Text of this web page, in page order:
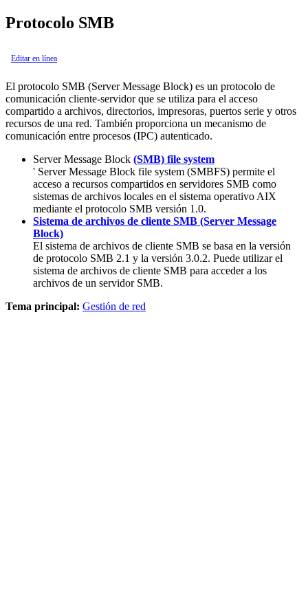
Protocolo SMB
Editar en línea
El protocolo SMB (Server Message Block) es un protocolo de
comunicación cliente-servidor que se utiliza para el acceso
compartido a archivos, directorios, impresoras, puertos serie y otros
recursos de una red. También proporciona un mecanismo de
comunicación entre procesos (IPC) autenticado.
Server Message Block (SMB) file system
' Server Message Block file system (SMBFS) permite el
acceso a recursos compartidos en servidores SMB como
sistemas de archivos locales en el sistema operativo AIX
mediante el protocolo SMB versión 1.0.
Sistema de archivos de cliente SMB (Server Message
Block)
El sistema de archivos de cliente SMB se basa en la versión
de protocolo SMB 2.1 y la versión 3.0.2. Puede utilizar el
sistema de archivos de cliente SMB para acceder a los
archivos de un servidor SMB.
Tema principal: Gestión de red